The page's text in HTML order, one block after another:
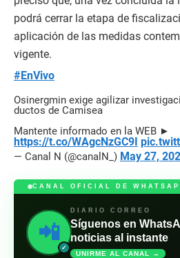
podrá cerrar la etapa de
aplicación de las medidas
vigente.
#EnVivo
Osinergmin exige agilizar
ductos de Camisea
Mantente informado en la WEB ►
https://t.co/WAgcNzGC9I
— Canal N (@canalN_) May 27,
CANAL OFICIAL DE
📲
✓
DIARIO CORREO
Síguenos en
noticias al instante
UNIRME AL CANAL →